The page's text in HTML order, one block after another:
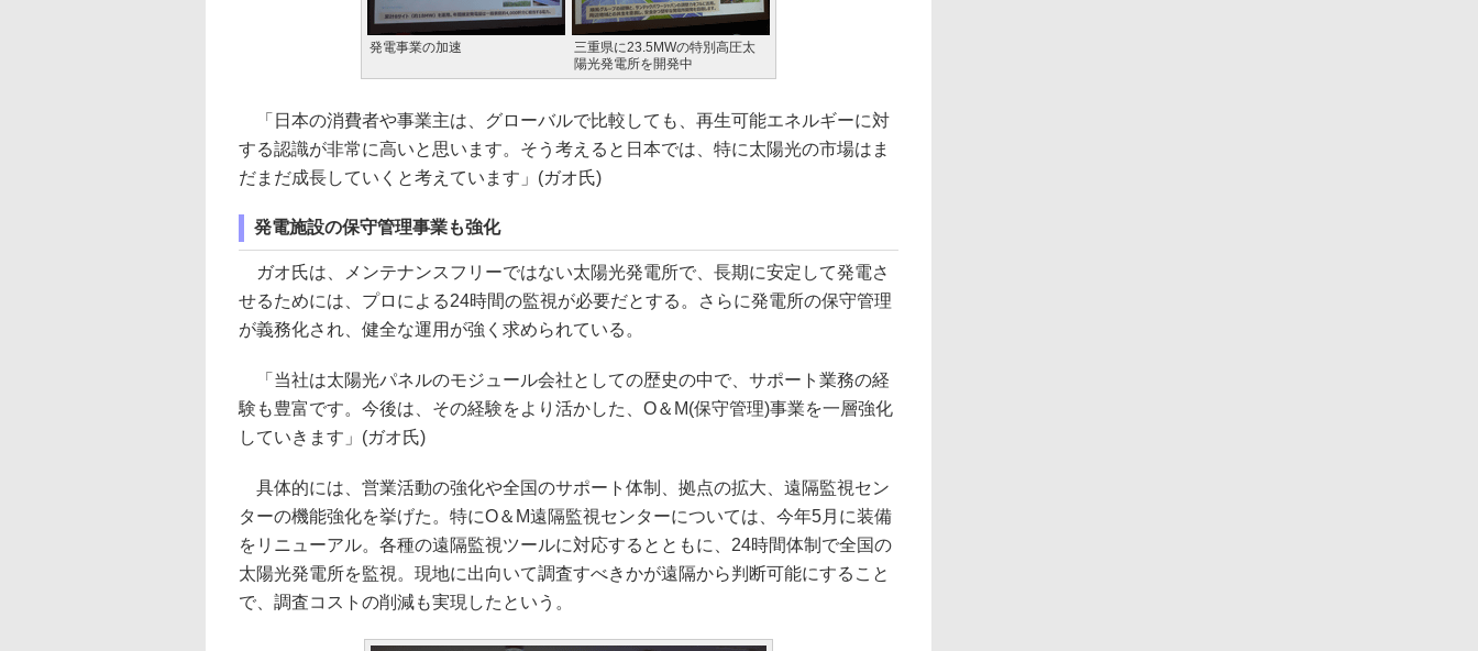
発電事業の加速
三重県に23.5MWの特別高圧太
陽光発電所を開発中
「日本の消費者や事業主は、グローバルで比較しても、再生可能エネルギーに対
する認識が非常に高いと思います。そう考えると日本では、特に太陽光の市場はま
だまだ成長していくと考えています」(ガオ氏)
発電施設の保守管理事業も強化
ガオ氏は、メンテナンスフリーではない太陽光発電所で、長期に安定して発電さ
せるためには、プロによる24時間の監視が必要だとする。さらに発電所の保守管理
が義務化され、健全な運用が強く求められている。
「当社は太陽光パネルのモジュール会社としての歴史の中で、サポート業務の経
験も豊富です。今後は、その経験をより活かした、O＆M(保守管理)事業を一層強化
していきます」(ガオ氏)
具体的には、営業活動の強化や全国のサポート体制、拠点の拡大、遠隔監視セン
ターの機能強化を挙げた。特にO＆M遠隔監視センターについては、今年5月に装備
をリニューアル。各種の遠隔監視ツールに対応するとともに、24時間体制で全国の
太陽光発電所を監視。現地に出向いて調査すべきかが遠隔から判断可能にすること
で、調査コストの削減も実現したという。